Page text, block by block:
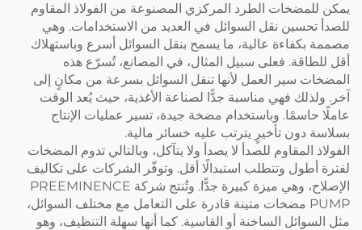
يمكن للمضخات الطرد المركزي المصنوعة من الفولاذ المقاوم
للصدأ تحسين نقل السوائل في العديد من الاستخدامات. وهي
مصممة بكفاءة عالية، ما يسمح بنقل السوائل أسرع وباستهلاك
أقل للطاقة. فعلى سبيل المثال، في المصانع، تُسرّع هذه
المضخات سير العمل لأنها تنقل السوائل بسرعة من مكانٍ إلى
آخر. ولذلك فهي مناسبة جدًّا لصناعة الأغذية، حيث يُعد الوقت
عاملًا حاسمًا. وباستخدام مضخة جيدة، تسير عمليات الإنتاج
بسلاسة دون تأخيرٍ يترتب عليه خسائر مالية.
الفولاذ المقاوم للصدأ لا يصدأ ولا يتآكل، وبالتالي تدوم المضخات
لفترة أطول وتتطلب استبدالًا أقل. وتوفّر الشركات على تكاليف
الإصلاح، وهي ميزة كبيرة جدًّا. وتُنتج شركة PREEMINENCE
PUMP مضخات متينة قادرة على التعامل مع مختلف السوائل،
مثل السوائل الساخنة أو القاسية. كما أنها سهلة التنظيف، وهو